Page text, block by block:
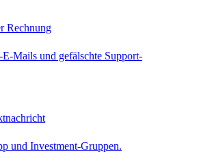
Rechnung
Mails und gefälschte Support-
und Investment-Gruppen.